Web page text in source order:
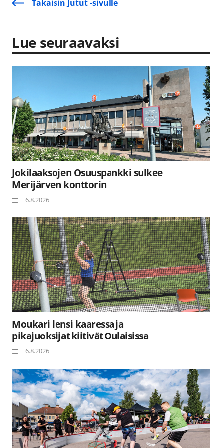
Takaisin Jutut -sivulle
Lue seuraavaksi
Jokilaaksojen Osuuspankki sulkee
Merijärven konttorin
6.8.2026
Moukari lensi kaaressa ja
pikajuoksijat kiitivät Oulaisissa
6.8.2026